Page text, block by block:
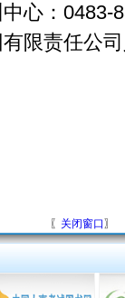
心：0483-
责任公司
〖 关闭窗口 〗